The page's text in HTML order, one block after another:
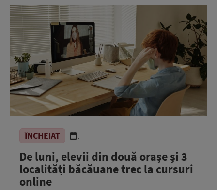
ÎNCHEIAT .
De luni, elevii din două orașe și 3
localități băcăuane trec la cursuri
online